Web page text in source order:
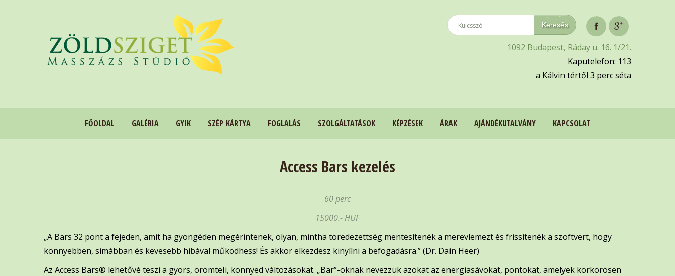
1092 Budapest, Ráday u. 16. 1/21.
Kaputelefon: 113
a Kálvin tértől 3 perc séta
FŐOLDAL GALÉRIA GYIK SZÉP KÁRTYA FOGLALÁS SZOLGÁLTATÁSOK KÉPZÉSEK ÁRAK AJÁNDÉKUTALVÁNY KAPCSOLAT
Access Bars kezelés
60 perc
15000.- HUF
„A Bars 32 pont a fejeden, amit ha gyöngéden megérintenek, olyan, mintha töredezettség mentesítenék a merevlemezt és frissítenék a szoftvert, hogy
könnyebben, simábban és kevesebb hibával működhess! És akkor elkezdesz kinyílni a befogadásra.” (Dr. Dain Heer)
Az Access Bars® lehetővé teszi a gyors, örömteli, könnyed változásokat. „Bar”-oknak nevezzük azokat az energiasávokat, pontokat, amelyek körkörösen